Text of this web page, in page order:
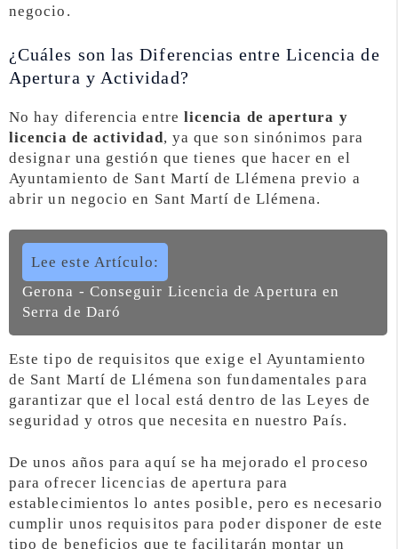
negocio.
¿Cuáles son las Diferencias entre Licencia de
Apertura y Actividad?
No hay diferencia entre licencia de apertura y
licencia de actividad, ya que son sinónimos para
designar una gestión que tienes que hacer en el
Ayuntamiento de Sant Martí de Llémena previo a
abrir un negocio en Sant Martí de Llémena.
Lee este Artículo:
Gerona - Conseguir Licencia de Apertura en
Serra de Daró
Este tipo de requisitos que exige el Ayuntamiento
de Sant Martí de Llémena son fundamentales para
garantizar que el local está dentro de las Leyes de
seguridad y otros que necesita en nuestro País.
De unos años para aquí se ha mejorado el proceso
para ofrecer licencias de apertura para
establecimientos lo antes posible, pero es necesario
cumplir unos requisitos para poder disponer de este
tipo de beneficios que te facilitarán montar un